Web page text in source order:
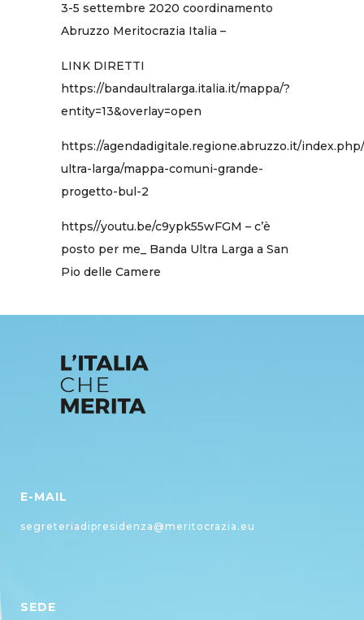
3-5 settembre 2020 coordinamento
Abruzzo Meritocrazia Italia –
LINK DIRETTI
https://bandaultralarga.italia.it/mappa/?
entity=13&overlay=open
https://agendadigitale.regione.abruzzo.it/
ultra-larga/mappa-comuni-grande-
progetto-bul-2
https//youtu.be/c9ypk55wFGM – c’è
posto per me_ Banda Ultra Larga a San
Pio delle Camere
E-MAIL
segreteriadipresidenza@meritocrazia.eu
SEDE